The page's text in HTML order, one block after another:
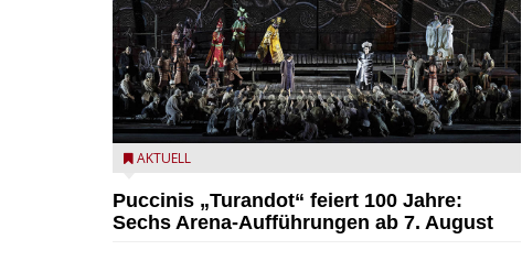
Turandot in der Arena von Verona - Ennevi für
AKTUELL
Puccinis „Turandot“ feiert 100 Jahre:
Sechs Arena-Aufführungen ab 7. August